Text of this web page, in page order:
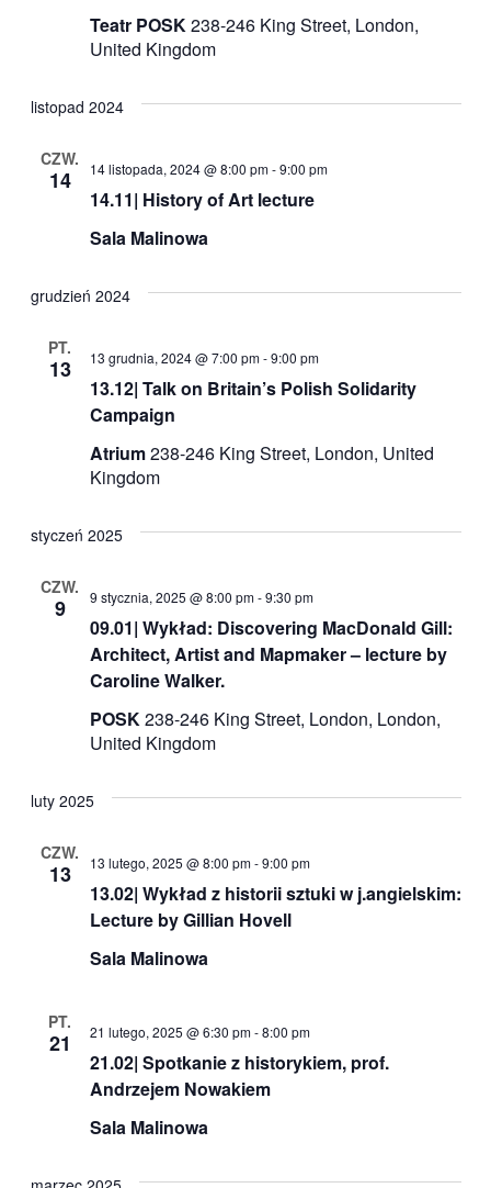
Teatr POSK238-246 King Street, London,
United Kingdom
listopad 2024
CZW.
14
14.11| History of Art lecture
14 listopada, 2024 @ 8:00 pm-9:00 pm
Sala Malinowa
grudzień 2024
PT.
13
13.12| Talk on Britain’s Polish Solidarity
Campaign
13 grudnia, 2024 @ 7:00 pm-9:00 pm
Atrium238-246 King Street, London, United
Kingdom
styczeń 2025
CZW.
9
09.01| Wykład: Discovering MacDonald Gill:
Architect, Artist and Mapmaker – lecture by
Caroline Walker.
9 stycznia, 2025 @ 8:00 pm-9:30 pm
POSK238-246 King Street, London, London,
United Kingdom
luty 2025
CZW.
13
13.02| Wykład z historii sztuki w j.angielskim:
Lecture by Gillian Hovell
13 lutego, 2025 @ 8:00 pm-9:00 pm
Sala Malinowa
PT.
21
21.02| Spotkanie z historykiem, prof.
Andrzejem Nowakiem
21 lutego, 2025 @ 6:30 pm-8:00 pm
Sala Malinowa